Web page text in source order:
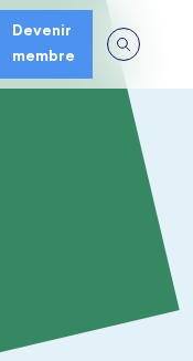
Devenir
membre